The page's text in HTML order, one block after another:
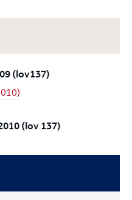
(lov137)
(lov 137)